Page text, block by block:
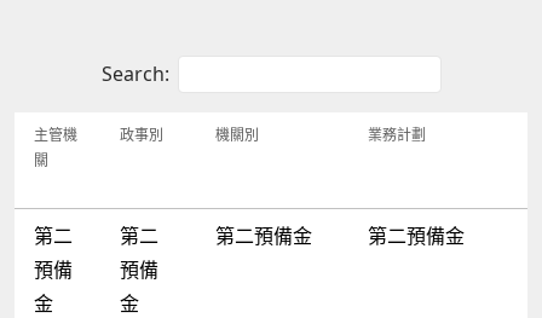
Search:
主管機
關
政事別 機關別 業務計劃
第二
預備
金
第二
預備
金
第二預備金 第二預備金